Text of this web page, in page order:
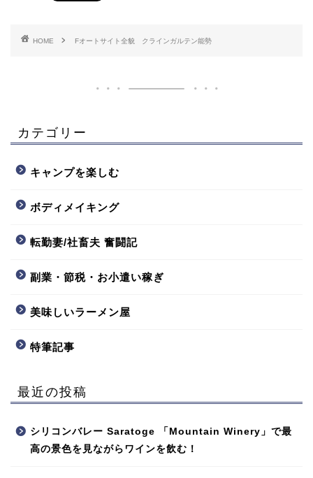
HOME Fオートサイト全貌 クラインガルテン能勢
カテゴリー
キャンプを楽しむ
ボディメイキング
転勤妻/社畜夫 奮闘記
副業・節税・お小遣い稼ぎ
美味しいラーメン屋
特筆記事
最近の投稿
シリコンバレー Saratoge 「Mountain Winery」で最
高の景色を見ながらワインを飲む！